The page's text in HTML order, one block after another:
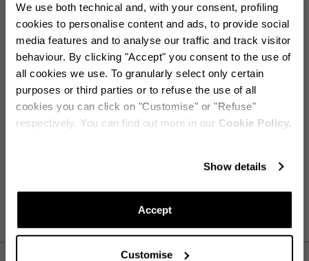
We use both technical and, with your consent, profiling
cookies to personalise content and ads, to provide social
media features and to analyse our traffic and track visitor
behaviour. By clicking "Accept" you consent to the use of
all cookies we use. To granularly select only certain
purposes or third parties or to refuse the use of all
cookies you can click on "Customise" or "Refuse"
respectively. You can find out more in our Cookie Policy.
Show details
Accept
Customise
GUIDE DES TAILLES
Sélectionner la taille (EU)
TROUVER DANS LA BOUTIQUE